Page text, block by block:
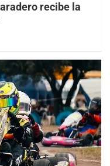
recibe la